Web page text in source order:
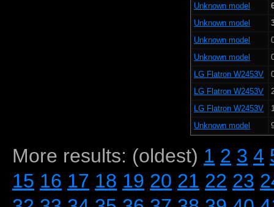
Unknown model
Unknown model
Unknown model
Unknown model
LG Flatron W2453V
LG Flatron W2453V
LG Flatron W2453V
Unknown model
More results: (oldest) 1 2 3 4
15 16 17 18 19 20 21 22 23